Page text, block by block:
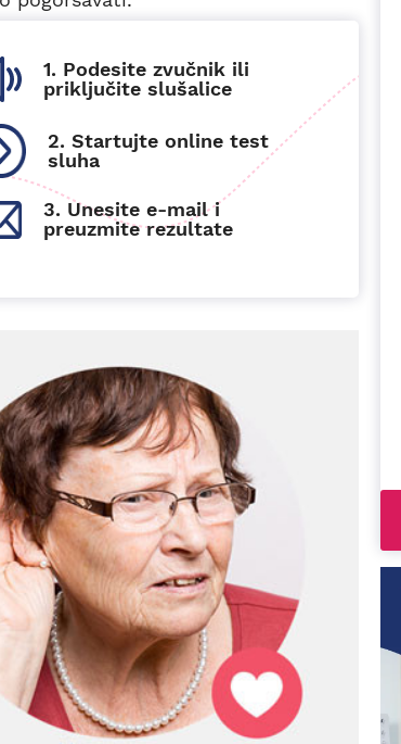
1. Podesite zvučnik ili
priključite slušalice
2. Startujte online test
sluha
3. Unesite e-mail i
preuzmite rezultate